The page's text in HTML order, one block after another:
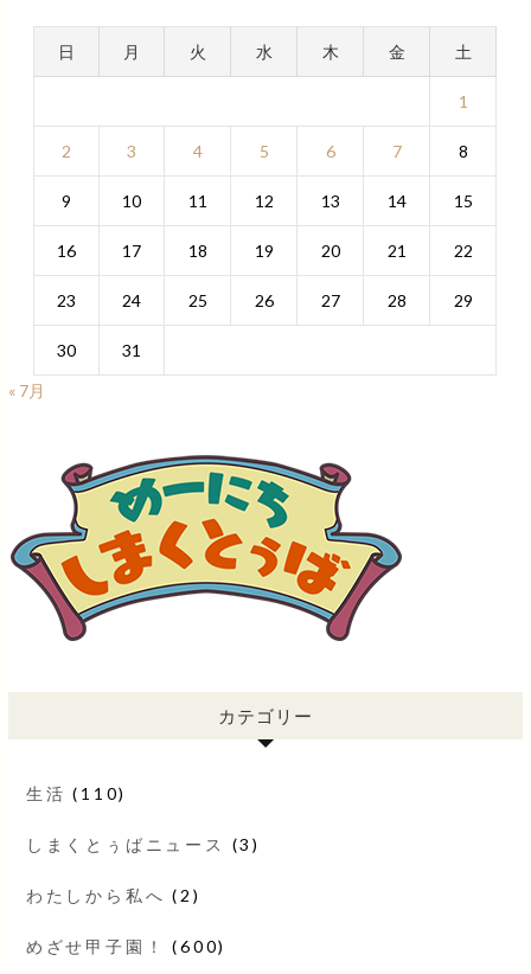
日 月 火 水 木 金 土
1
2 3 4 5 6 7 8
9 10 11 12 13 14 15
16 17 18 19 20 21 22
23 24 25 26 27 28 29
30
31
« 7月
カテゴリー
生活 (110)
しまくとぅばニュース (3)
わたしから私へ (2)
めざせ甲子園！ (600)